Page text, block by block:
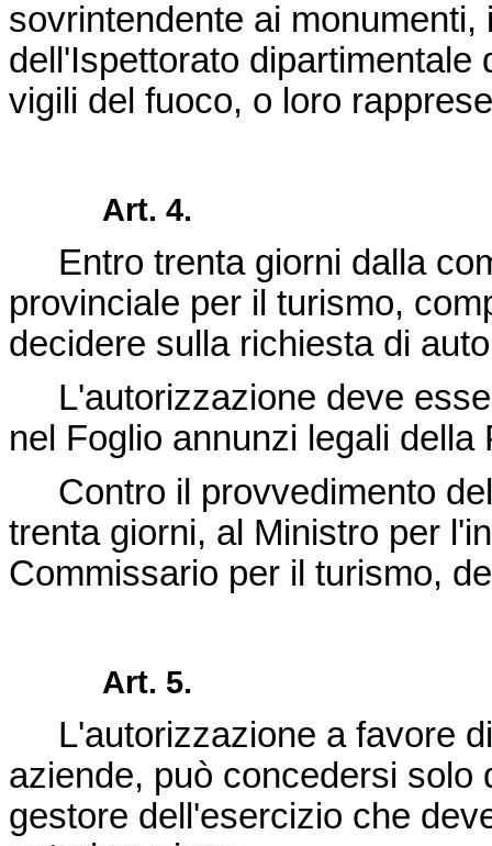
sovrintendente ai
dell'Ispettorato dipartimentale
vigili del fuoco, o loro
Art. 4.
Entro trenta giorni dalla
provinciale per il turismo,
decidere sulla richiesta di
L'autorizzazione deve
nel Foglio annunzi legali della
Contro il provvedimento
trenta giorni, al Ministro per
Commissario per il turismo,
Art. 5.
L'autorizzazione a favore
aziende, può concedersi solo
gestore dell'esercizio che